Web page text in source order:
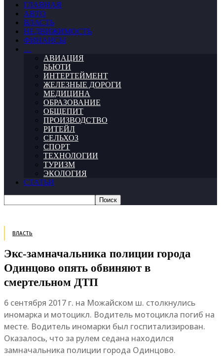
ГЛАВНАЯ
АВТО
ВЛАСТЬ
НЕДВИЖИМОСТЬ
ФИНАНСЫ
…
АВИАЦИЯ
БЬЮТИ
ИНТЕРТЕЙМЕНТ
ЖЕЛЕЗНЫЕ ДОРОГИ
МЕДИЦИНА
ОБРАЗОВАНИЕ
ОБЩЕПИТ
ПРОИЗВОДСТВО
РИТЕЙЛ
СЕЛЬХОЗ
СПОРТ
ТЕХНОЛОГИИ
ТУРИЗМ
ЭКОЛОГИЯ
СТАТЬИ
ВЛАСТЬ
Экс-замначальника полиции города
Одинцово опять обвиняют в
смертельном ДТП
6 сентября 2017 г. на Можайском ш. столкнулись
иномарка и мотоцикл. Водитель мотоцикла погиб на
месте. Водитель иномарки был госпитализирован.
Оказалось, что за рулем седана находился
замначальника полиции города Одинцово.